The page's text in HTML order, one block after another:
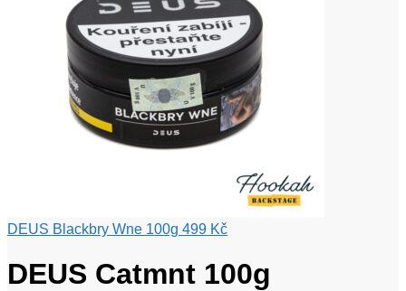
DEUS Blackbry Wne 100g 499 Kč
DEUS Catmnt 100g